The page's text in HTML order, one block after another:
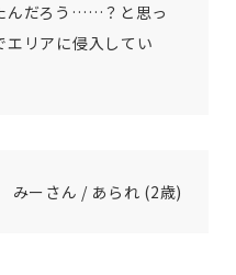
んだろう……？と思っ
エリアに侵入してい
みーさん / あられ (2歳)